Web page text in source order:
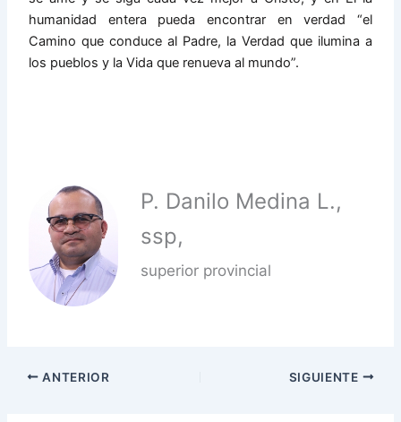
humanidad entera pueda encontrar en verdad “el
Camino que conduce al Padre, la Verdad que ilumina a
los pueblos y la Vida que renueva al mundo”.
P. Danilo Medina L.,
ssp,
superior provincial
ANTERIOR SIGUIENTE